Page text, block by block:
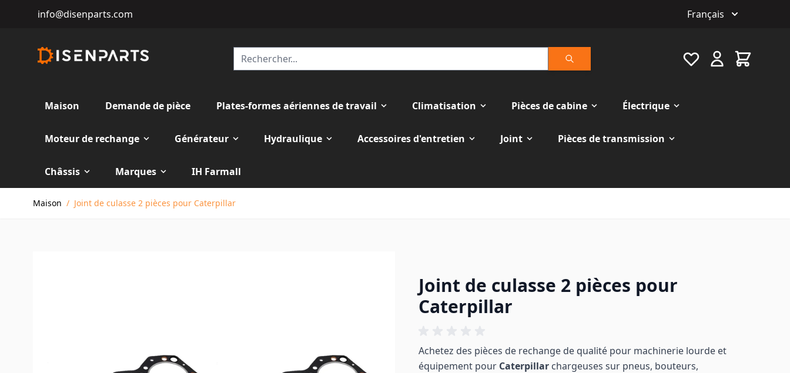
info@disenparts.com Français
Rechercher
Favourite Cart
Maison Demande de pièce Plates-formes aériennes de travail Climatisation Pièces de cabine Électrique
Moteur de rechange Générateur Hydraulique Accessoires d'entretien Joint Pièces de transmission
Châssis Marques
IH Farmall
Maison / Joint de culasse 2 pièces pour Caterpillar
Joint de culasse 2 pièces pour
Caterpillar
Achetez des pièces de rechange de qualité pour machinerie lourde et
équipement pour Caterpillar chargeuses sur pneus, bouteurs,